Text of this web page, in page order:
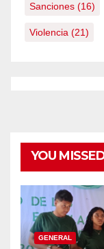
Sanciones (16)
Violencia (21)
YOU
GENERAL